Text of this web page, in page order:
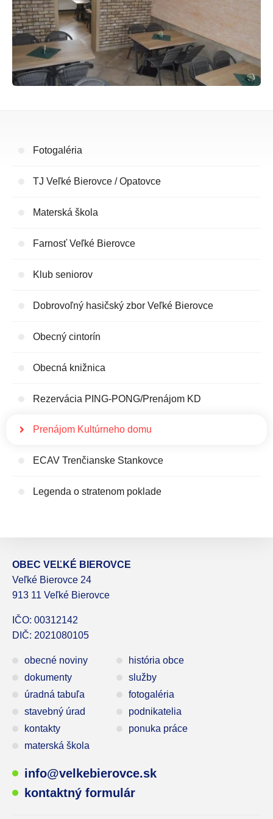
Fotogaléria
TJ Veľké Bierovce / Opatovce
Materská škola
Farnosť Veľké Bierovce
Klub seniorov
Dobrovoľný hasičský zbor Veľké Bierovce
Obecný cintorín
Obecná knižnica
Rezervácia PING-PONG/Prenájom KD
Prenájom Kultúrneho domu
ECAV Trenčianske Stankovce
Legenda o stratenom poklade
OBEC VEĽKÉ BIEROVCE
Veľké Bierovce 24
913 11 Veľké Bierovce
IČO: 00312142
DIČ: 2021080105
obecné noviny
história obce
dokumenty
služby
úradná tabuľa
fotogaléria
stavebný úrad
podnikatelia
kontakty
ponuka práce
materská škola
info@velkebierovce.sk
kontaktný formulár